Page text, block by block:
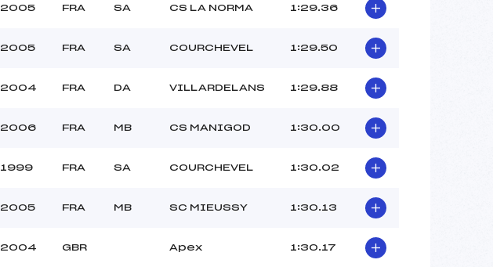
2005 FRA SA CS LA NORMA 1:29.36
2005 FRA SA COURCHEVEL 1:29.50
2004 FRA DA VILLARDELANS 1:29.88
2006 FRA MB CS MANIGOD 1:30.00
1999 FRA SA COURCHEVEL 1:30.02
2005 FRA MB SC MIEUSSY 1:30.13
2004 GBR Apex 1:30.17